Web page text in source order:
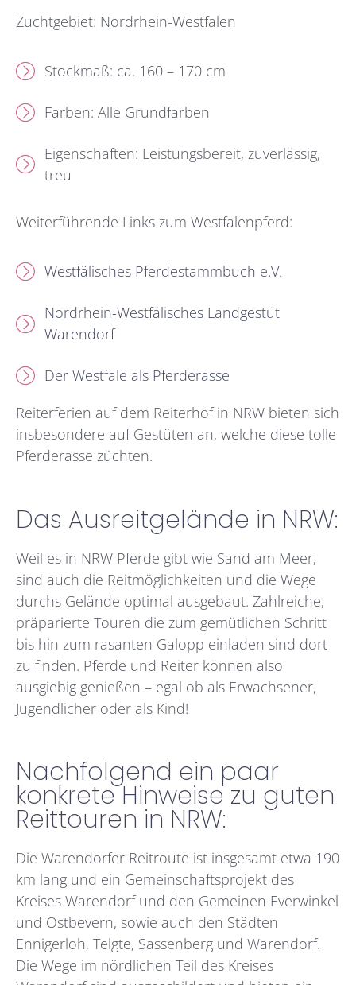
Zuchtgebiet: Nordrhein-Westfalen
Stockmaß: ca. 160 – 170 cm
Farben: Alle Grundfarben
Eigenschaften: Leistungsbereit, zuverlässig,
treu
Weiterführende Links zum Westfalenpferd:
Westfälisches Pferdestammbuch e.V.
Nordrhein-Westfälisches Landgestüt
Warendorf
Der Westfale als Pferderasse
Reiterferien auf dem Reiterhof in NRW bieten sich
insbesondere auf Gestüten an, welche diese tolle
Pferderasse züchten.
Das Ausreitgelände in NRW:
Weil es in NRW Pferde gibt wie Sand am Meer,
sind auch die Reitmöglichkeiten und die Wege
durchs Gelände optimal ausgebaut. Zahlreiche,
präparierte Touren die zum gemütlichen Schritt
bis hin zum rasanten Galopp einladen sind dort
zu finden. Pferde und Reiter können also
ausgiebig genießen – egal ob als Erwachsener,
Jugendlicher oder als Kind!
Nachfolgend ein paar
konkrete Hinweise zu guten
Reittouren in NRW:
Die Warendorfer Reitroute ist insgesamt etwa 190
km lang und ein Gemeinschaftsprojekt des
Kreises Warendorf und den Gemeinen Everwinkel
und Ostbevern, sowie auch den Städten
Ennigerloh, Telgte, Sassenberg und Warendorf.
Die Wege im nördlichen Teil des Kreises